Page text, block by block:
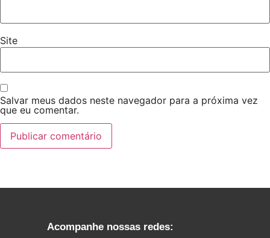
Site
Salvar meus dados neste navegador para a próxima vez
que eu comentar.
Acompanhe nossas redes: